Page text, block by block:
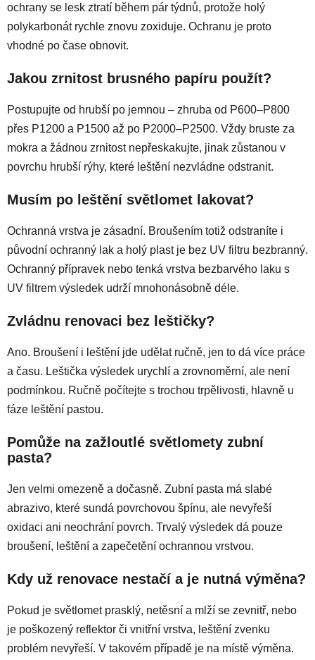
ochrany se lesk ztratí během pár týdnů, protože holý
polykarbonát rychle znovu zoxiduje. Ochranu je proto
vhodné po čase obnovit.
Jakou zrnitost brusného papíru použít?
Postupujte od hrubší po jemnou – zhruba od P600–P800
přes P1200 a P1500 až po P2000–P2500. Vždy bruste za
mokra a žádnou zrnitost nepřeskakujte, jinak zůstanou v
povrchu hrubší rýhy, které leštění nezvládne odstranit.
Musím po leštění světlomet lakovat?
Ochranná vrstva je zásadní. Broušením totiž odstraníte i
původní ochranný lak a holý plast je bez UV filtru bezbranný.
Ochranný přípravek nebo tenká vrstva bezbarvého laku s
UV filtrem výsledek udrží mnohonásobně déle.
Zvládnu renovaci bez leštičky?
Ano. Broušení i leštění jde udělat ručně, jen to dá více práce
a času. Leštička výsledek urychlí a zrovnoměrní, ale není
podmínkou. Ručně počítejte s trochou trpělivosti, hlavně u
fáze leštění pastou.
Pomůže na zažloutlé světlomety zubní
pasta?
Jen velmi omezeně a dočasně. Zubní pasta má slabé
abrazivo, které sundá povrchovou špínu, ale nevyřeší
oxidaci ani neochrání povrch. Trvalý výsledek dá pouze
broušení, leštění a zapečetění ochrannou vrstvou.
Kdy už renovace nestačí a je nutná výměna?
Pokud je světlomet prasklý, netěsní a mlží se zevnitř, nebo
je poškozený reflektor či vnitřní vrstva, leštění zvenku
problém nevyřeší. V takovém případě je na místě výměna.